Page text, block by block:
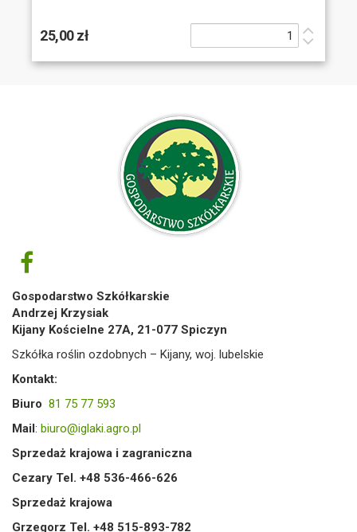
25,00 zł
Gospodarstwo Szkółkarskie
Andrzej Krzysiak
Kijany Kościelne 27A, 21-077 Spiczyn
Szkółka roślin ozdobnych – Kijany, woj. lubelskie
Kontakt:
Biuro 81 75 77 593
Mail : biuro@iglaki.agro.pl
Sprzedaż krajowa i zagraniczna
Cezary Tel. +48 536-466-626
Sprzedaż krajowa
Grzegorz Tel. +48 515-893-782